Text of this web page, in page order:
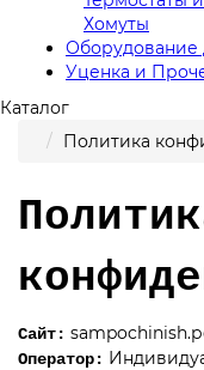
Хомуты
Оборудование
Уценка и
Каталог
Политика
Сайт:
Оператор: